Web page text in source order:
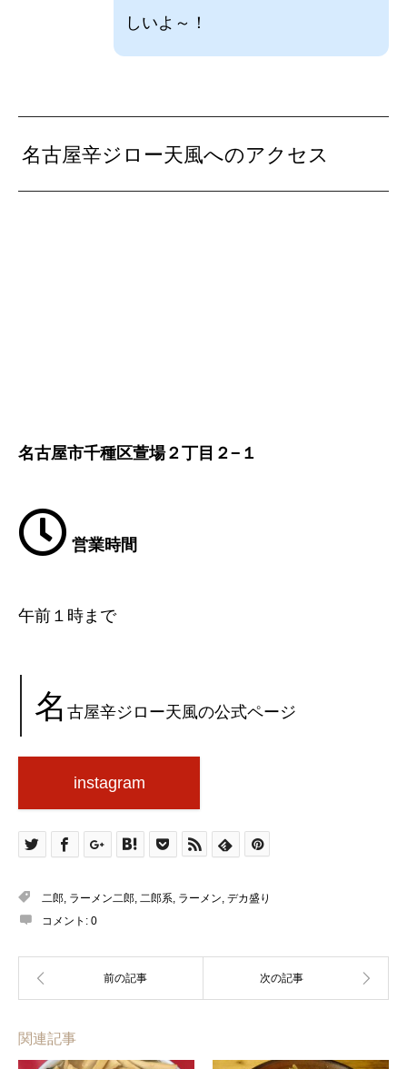
しいよ～！
名古屋辛ジロー天風へのアクセス
名古屋市千種区萱場２丁目２−１
営業時間
午前１時まで
名古屋辛ジロー天風の公式ページ
instagram
二郎, ラーメン二郎, 二郎系, ラーメン, デカ盛り
コメント: 0
関連記事